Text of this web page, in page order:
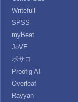
Writefull
SPSS
myBeat
JoVE
ポサコ
Proofig AI
Overleaf
Rayyan